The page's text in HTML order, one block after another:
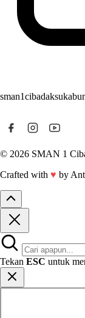
© 2026 SMAN 1
Crafted with ♥ by
Tekan ESC untuk